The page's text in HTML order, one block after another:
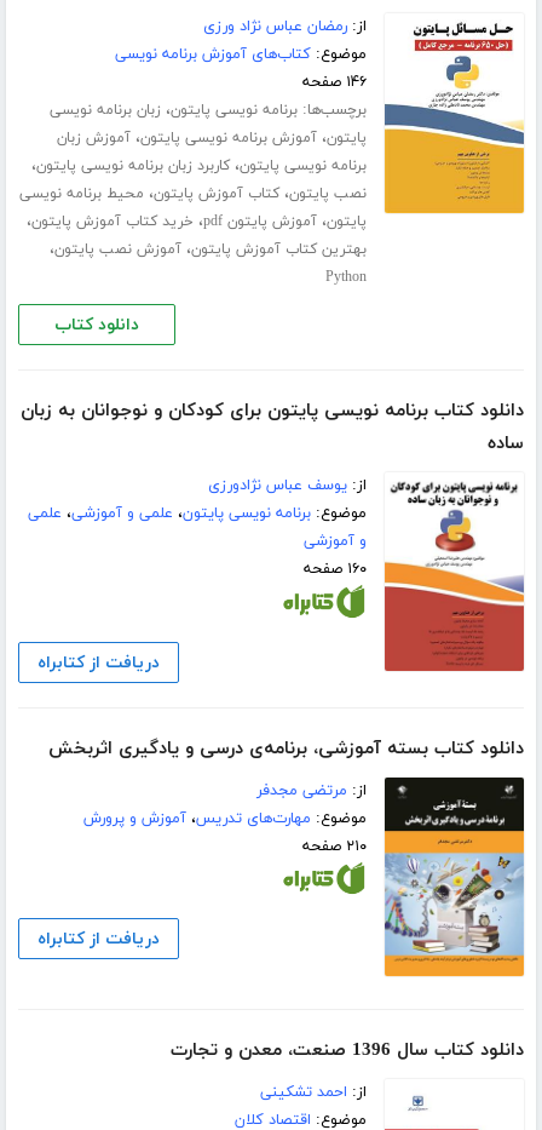
از:رمضان عباس نژاد ورزی
موضوع:کتاب‌های آموزش برنامه نویسی
۱۴۶ صفحه
برچسب‌ها:برنامه نویسی پایتون، زبان برنامه نویسی
پایتون،آموزش برنامه نویسی پایتون،آموزش زبان
برنامه نویسی پایتون،کاربرد زبان برنامه نویسی پایتون،
نصب پایتون،کتاب آموزش پایتون، محیط برنامه نویسی
پایتون،آموزش پایتون pdf ، خرید کتاب آموزش پایتون،
بهترین کتاب آموزش پایتون،آموزش نصب پایتون،
Python
دانلود کتاب
دانلود کتاب برنامه نویسی پایتون برای کودکان و نوجوانان به زبان
ساده
از:یوسف عباس نژادورزی
موضوع:برنامه نویسی پایتون، علمی و آموزشی، علمی
و آموزشی
۱۶۰ صفحه
دریافت از کتابراه
دانلود کتاب بسته آموزشی، برنامه‌ی درسی و یادگیری اثربخش
از: مرتضی مجدفر
موضوع: مهارت‌های تدریس،آموزش و پرورش
۲۱۰ صفحه
دریافت از کتابراه
دانلود کتاب سال 1396 صنعت، معدن و تجارت
از: احمد تشکینی
موضوع: اقتصاد کلان